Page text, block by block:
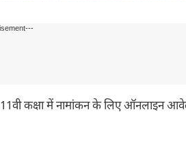
कक्षा में नामांकन के लिए ऑनलाइन